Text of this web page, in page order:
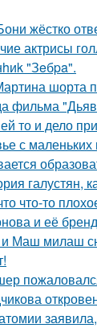
жёстко
актрисы
"Зeбpa".
шорта
фильма
то и дело
с
галустян,
что-то
и её
и Маш милаш